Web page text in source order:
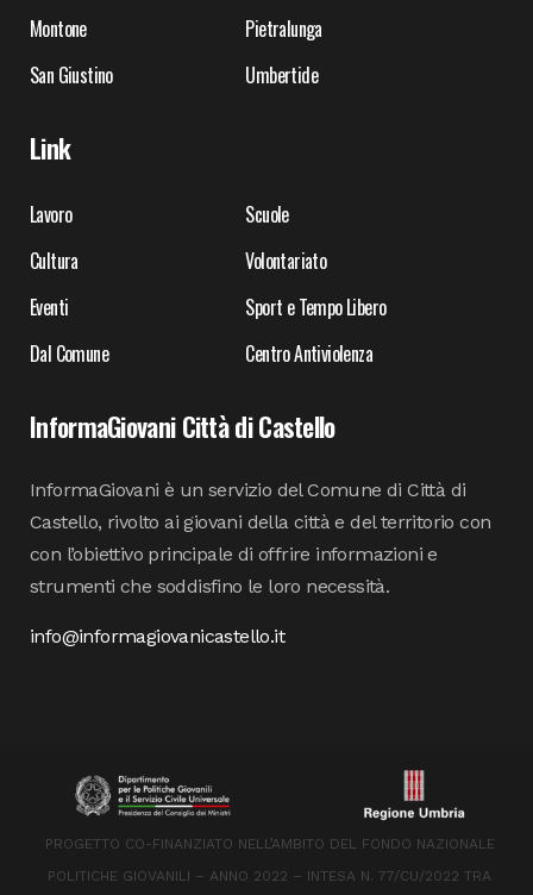
Montone
Pietralunga
San Giustino
Umbertide
Link
Lavoro
Scuole
Cultura
Volontariato
Eventi
Sport e Tempo Libero
Dal Comune
Centro Antiviolenza
InformaGiovani Città di Castello
InformaGiovani è un servizio del Comune di Città di
Castello, rivolto ai giovani della città e del territorio con
con l’obiettivo principale di offrire informazioni e
strumenti che soddisfino le loro necessità.
info@informagiovanicastello.it
PROGETTO CO-FINANZIATO NELL’AMBITO DEL FONDO NAZIONALE
POLITICHE GIOVANILI – ANNO 2022 – INTESA N. 77/CU/2022 TRA